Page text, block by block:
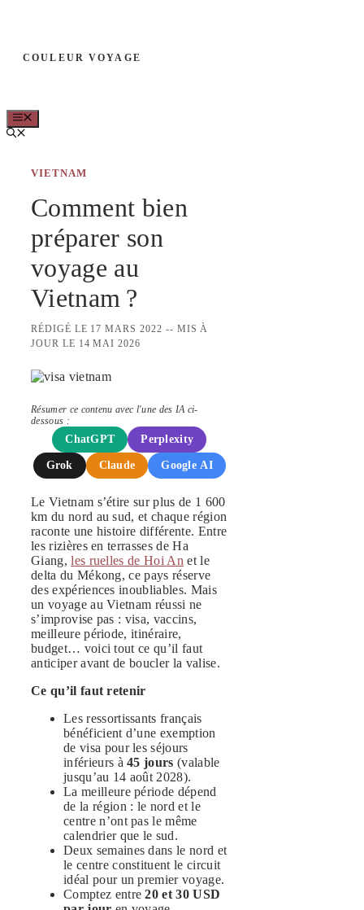
contenu
COULEUR VOYAGE
MENU
VIETNAM
Comment bien
préparer son
voyage au
Vietnam ?
RÉDIGÉ LE 17 MARS 2022 -- MIS À
JOUR LE 14 MAI 2026
Résumer ce contenu avec l'une des IA ci-
dessous :
ChatGPT Perplexity
Grok Claude Google AI
Le Vietnam s’étire sur plus de 1 600
km du nord au sud, et chaque région
raconte une histoire différente. Entre
les rizières en terrasses de Ha
Giang,les ruelles de Hoi An et le
delta du Mékong, ce pays réserve
des expériences inoubliables. Mais
un voyage au Vietnam réussi ne
s’improvise pas : visa, vaccins,
meilleure période, itinéraire,
budget… voici tout ce qu’il faut
anticiper avant de boucler la valise.
Ce qu’il faut retenir
Les ressortissants français
bénéficient d’une exemption
de visa pour les séjours
inférieurs à45 jours (valable
jusqu’au 14 août 2028).
La meilleure période dépend
de la région : le nord et le
centre n’ont pas le même
calendrier que le sud.
Deux semaines dans le nord et
le centre constituent le circuit
idéal pour un premier voyage.
Comptez entre20 et 30 USD